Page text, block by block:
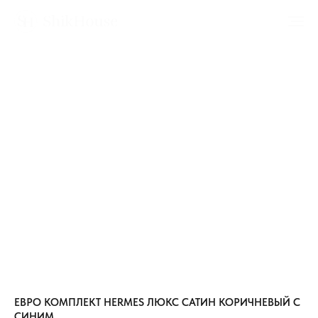
ЕВРО КОМПЛЕКТ HERMES ЛЮКС САТИН КОРИЧНЕВЫЙ С